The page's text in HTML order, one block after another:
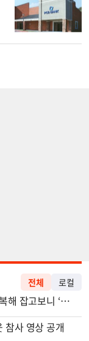
전체 로컬
신호위반 후 달아난 배달기사…경찰 잠복해 잡고보니 ‘반전’
사 영상 공개